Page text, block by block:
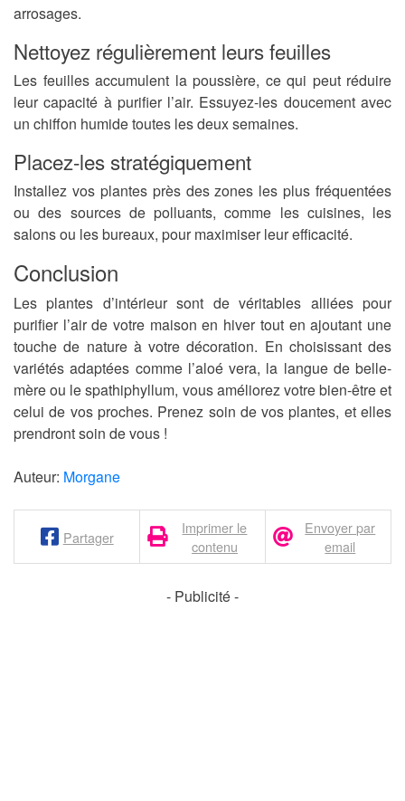
arrosages.
Nettoyez régulièrement leurs feuilles
Les feuilles accumulent la poussière, ce qui peut réduire
leur capacité à purifier l’air. Essuyez-les doucement avec
un chiffon humide toutes les deux semaines.
Placez-les stratégiquement
Installez vos plantes près des zones les plus fréquentées
ou des sources de polluants, comme les cuisines, les
salons ou les bureaux, pour maximiser leur efficacité.
Conclusion
Les plantes d’intérieur sont de véritables alliées pour
purifier l’air de votre maison en hiver tout en ajoutant une
touche de nature à votre décoration. En choisissant des
variétés adaptées comme l’aloé vera, la langue de belle-
mère ou le spathiphyllum, vous améliorez votre bien-être et
celui de vos proches. Prenez soin de vos plantes, et elles
prendront soin de vous !
Auteur: Morgane
Partager
Imprimer le
contenu
Envoyer par
email
- Publicité -